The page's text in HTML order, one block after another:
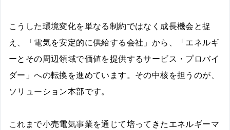
こうした環境変化を単なる制約ではなく成長機会と捉
え、「電気を安定的に供給する会社」から、「エネルギ
ーとその周辺領域で価値を提供するサービス・プロバイ
ダー」への転換を進めています。その中核を担うのが、
ソリューション本部です。
これまで小売電気事業を通じて培ってきたエネルギーマ